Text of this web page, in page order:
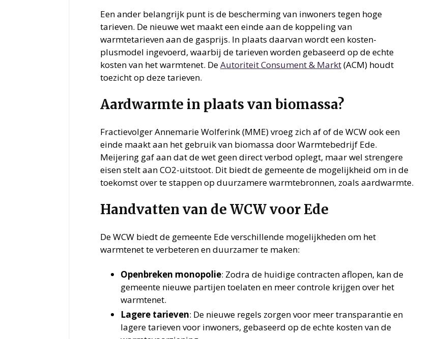
Een ander belangrijk punt is de bescherming van inwoners tegen hoge
tarieven. De nieuwe wet maakt een einde aan de koppeling van
warmtetarieven aan de gasprijs. In plaats daarvan wordt een kosten-
plusmodel ingevoerd, waarbij de tarieven worden gebaseerd op de echte
kosten van het warmtenet. DeAutoriteit Consument & Markt(ACM) houdt
toezicht op deze tarieven.
Aardwarmte in plaats van biomassa?
Fractievolger Annemarie Wolferink (MME) vroeg zich af of de WCW ook een
einde maakt aan het gebruik van biomassa door Warmtebedrijf Ede.
Meijering gaf aan dat de wet geen direct verbod oplegt, maar wel strengere
eisen stelt aan CO2-uitstoot. Dit biedt de gemeente de mogelijkheid om in de
toekomst over te stappen op duurzamere warmtebronnen, zoals aardwarmte.
Handvatten van de WCW voor Ede
De WCW biedt de gemeente Ede verschillende mogelijkheden om het
warmtenet te verbeteren en duurzamer te maken:
Openbreken monopolie: Zodra de huidige contracten aflopen, kan de
gemeente nieuwe partijen toelaten en meer controle krijgen over het
warmtenet.
Lagere tarieven: De nieuwe regels zorgen voor meer transparantie en
lagere tarieven voor inwoners, gebaseerd op de echte kosten van de